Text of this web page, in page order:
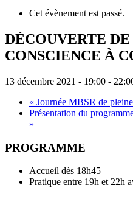
Cet évènement est passé.
DÉCOUVERTE
CONSCIENCE À
13 décembre 2021 - 19:00 -
« Journée MBSR de
Présentation du
»
PROGRAMME
Accueil dès 18h45
Pratique entre 19h et 22h